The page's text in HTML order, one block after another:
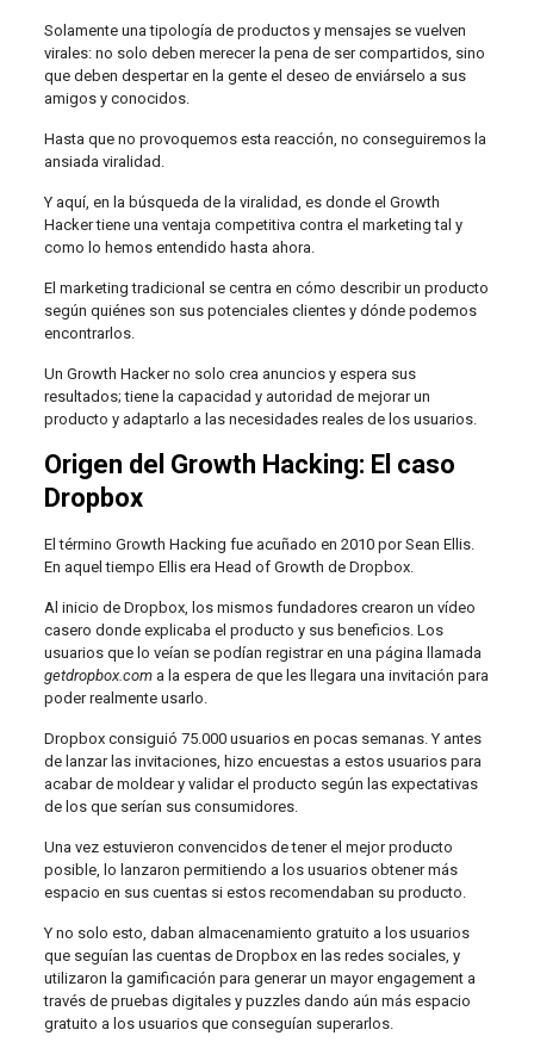
Solamente una tipología de productos y mensajes se vuelven
virales: no solo deben merecer la pena de ser compartidos, sino
que deben despertar en la gente el deseo de enviárselo a sus
amigos y conocidos.
Hasta que no provoquemos esta reacción, no conseguiremos la
ansiada viralidad.
Y aquí, en la búsqueda de la viralidad, es donde el Growth
Hacker tiene una ventaja competitiva contra el marketing tal y
como lo hemos entendido hasta ahora.
El marketing tradicional se centra en cómo describir un producto
según quiénes son sus potenciales clientes y dónde podemos
encontrarlos.
Un Growth Hacker no solo crea anuncios y espera sus
resultados; tiene la capacidad y autoridad de mejorar un
producto y adaptarlo a las necesidades reales de los usuarios.
Origen del Growth Hacking: El caso
Dropbox
El término Growth Hacking fue acuñado en 2010 por Sean Ellis.
En aquel tiempo Ellis era Head of Growth de Dropbox.
Al inicio de Dropbox, los mismos fundadores crearon un vídeo
casero donde explicaba el producto y sus beneficios. Los
usuarios que lo veían se podían registrar en una página llamada
getdropbox.coma la espera de que les llegara una invitación para
poder realmente usarlo.
Dropbox consiguió 75.000 usuarios en pocas semanas. Y antes
de lanzar las invitaciones, hizo encuestas a estos usuarios para
acabar de moldear y validar el producto según las expectativas
de los que serían sus consumidores.
Una vez estuvieron convencidos de tener el mejor producto
posible, lo lanzaron permitiendo a los usuarios obtener más
espacio en sus cuentas si estos recomendaban su producto.
Y no solo esto, daban almacenamiento gratuito a los usuarios
que seguían las cuentas de Dropbox en las redes sociales, y
utilizaron la gamificación para generar un mayor engagement a
través de pruebas digitales y puzzles dando aún más espacio
gratuito a los usuarios que conseguían superarlos.